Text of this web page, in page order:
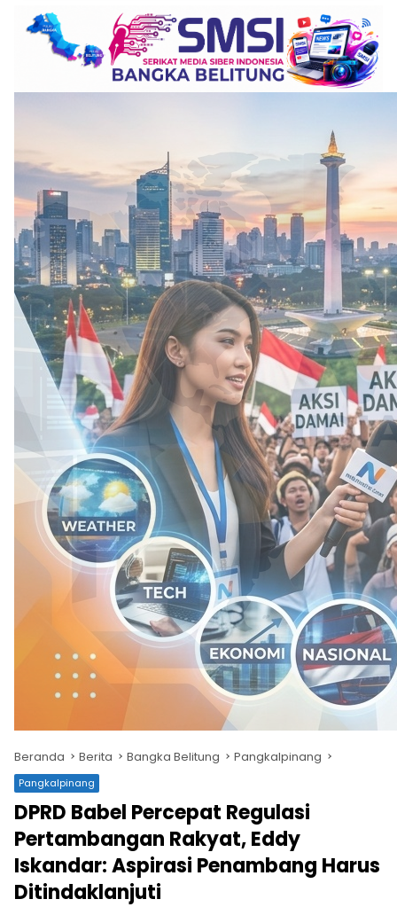
Beranda Berita Bangka Belitung Pangkalpinang
Pangkalpinang
DPRD Babel Percepat Regulasi
Pertambangan Rakyat, Eddy
Iskandar: Aspirasi Penambang Harus
Ditindaklanjuti